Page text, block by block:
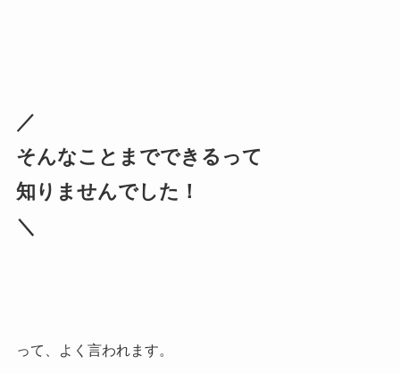
／
そんなことまでできるって
知りませんでした！
＼
って、よく言われます。